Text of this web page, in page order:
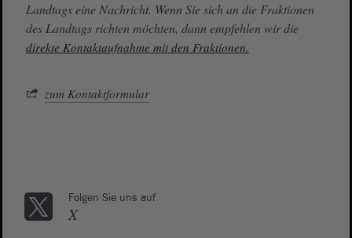
Landtags eine Nachricht. Wenn Sie sich an die Fraktionen
des Landtags richten möchten, dann empfehlen wir die
direkte Kontaktaufnahme mit den Fraktionen.
zum Kontaktformular
Folgen Sie uns auf
X